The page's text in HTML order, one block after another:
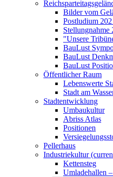
Bilder vom
Postludium
Stellungnahme
"Unsere
BauLust
BauLust
BauLust
Öffentlicher Raum
Lebenswerte
Stadt am
Stadtentwicklung
Umbaukultur
Abriss Atlas
Positionen
Pellerhaus
Industriekultur
Kettensteg
Umladehallen